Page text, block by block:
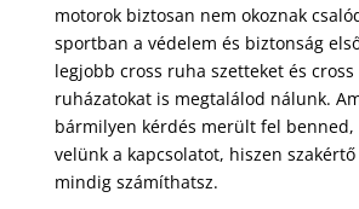
motorok biztosan nem okoznak
sportban a védelem és biztonság
legjobb cross ruha szetteket és
ruházatokat is megtalálod nálunk.
bármilyen kérdés merült fel
velünk a kapcsolatot, hiszen
mindig számíthatsz.